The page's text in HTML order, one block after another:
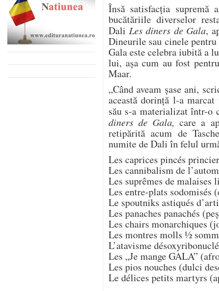
Însă satisfacția supremă
bucătăriile diverselor
Dali Les diners de Gala,
Dineurile sau cinele pentru
Gala este celebra iubită a
lui, așa cum au fost
Maar.
„Când aveam șase ani,
această dorință l-a
său s-a materializat într-o
diners de Gala, care a
retipărită acum de
numite de Dali în felul
Les caprices pincés
Les cannibalism de
Les suprêmes de
Les entre-plats sodomisés
Le spoutniks astiqués
Les panaches panachés
Les chairs monarchiques
Les montres molls ½
L’atavisme
Les „Je mange GALA”
Les pios nouches (dulci
Le délices petits martyrs